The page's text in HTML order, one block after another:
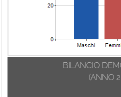
BILANCIO
(ANNO